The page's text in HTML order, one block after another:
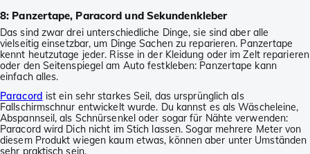
8: Panzertape, Paracord und Sekundenkleber
Das sind zwar drei unterschiedliche Dinge, sie sind aber alle
vielseitig einsetzbar, um Dinge Sachen zu reparieren. Panzertape
kennt heutzutage jeder. Risse in der Kleidung oder im Zelt reparieren
oder den Seitenspiegel am Auto festkleben: Panzertape kann
einfach alles.
Paracord ist ein sehr starkes Seil, das ursprünglich als
Fallschirmschnur entwickelt wurde. Du kannst es als Wäscheleine,
Abspannseil, als Schnürsenkel oder sogar für Nähte verwenden:
Paracord wird Dich nicht im Stich lassen. Sogar mehrere Meter von
diesem Produkt wiegen kaum etwas, können aber unter Umständen
sehr praktisch sein.